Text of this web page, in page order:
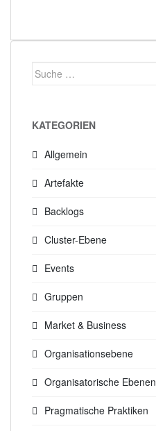
Suche
KATEGORIEN
Allgemein
Artefakte
Backlogs
Cluster-Ebene
Events
Gruppen
Market & Business
Organisationsebene
Organisatorische Ebenen
Pragmatische Praktiken